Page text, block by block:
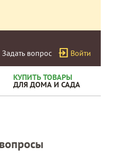
Задать вопрос Войти
КУПИТЬ ТОВАРЫ
ДЛЯ ДОМА И САДА